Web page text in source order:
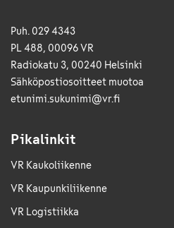
Puh. 029 4343
PL 488, 00096 VR
Radiokatu 3, 00240 Helsinki
Sähkö­posti­osoitteet muotoa
etunimi.sukunimi@vr.fi
Pikalinkit
VR Kaukoliikenne
VR Kaupunkiliikenne
VR Logistiikka